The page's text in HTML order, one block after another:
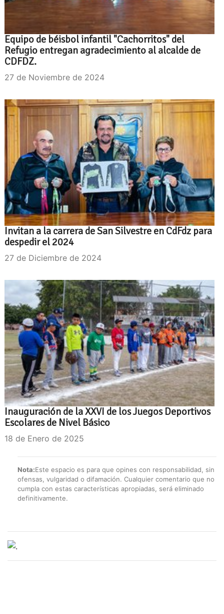
Equipo de béisbol infantil "Cachorritos" del
Refugio entregan agradecimiento al alcalde de
CDFDZ.
27 de Noviembre de 2024
Invitan a la carrera de San Silvestre en CdFdz para
despedir el 2024
27 de Diciembre de 2024
Inauguración de la XXVI de los Juegos Deportivos
Escolares de Nivel Básico
18 de Enero de 2025
Nota:Este espacio es para que opines con responsabilidad, sin
ofensas, vulgaridad o difamación. Cualquier comentario que no
cumpla con estas características apropiadas, será eliminado
definitivamente.